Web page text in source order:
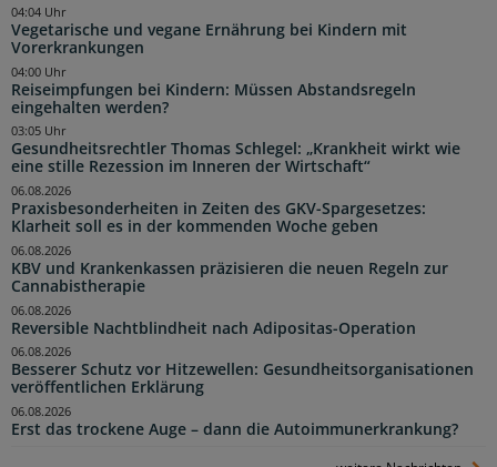
Vegetarische und vegane Ernährung bei Kindern mit
Vorerkrankungen
04:04 Uhr
Reiseimpfungen bei Kindern: Müssen Abstandsregeln
eingehalten werden?
04:00 Uhr
Gesundheitsrechtler Thomas Schlegel: „Krankheit wirkt wie
eine stille Rezession im Inneren der Wirtschaft“
03:05 Uhr
Praxisbesonderheiten in Zeiten des GKV-Spargesetzes:
Klarheit soll es in der kommenden Woche geben
06.08.2026
KBV und Krankenkassen präzisieren die neuen Regeln zur
Cannabistherapie
06.08.2026
Reversible Nachtblindheit nach Adipositas-Operation
06.08.2026
Besserer Schutz vor Hitzewellen: Gesundheitsorganisationen
veröffentlichen Erklärung
06.08.2026
Erst das trockene Auge – dann die Autoimmunerkrankung?
06.08.2026